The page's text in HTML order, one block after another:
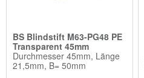
BS Blindstift M63-PG48 PE
Transparent 45mm
Durchmesser 45mm, Länge
21,5mm, B= 50mm